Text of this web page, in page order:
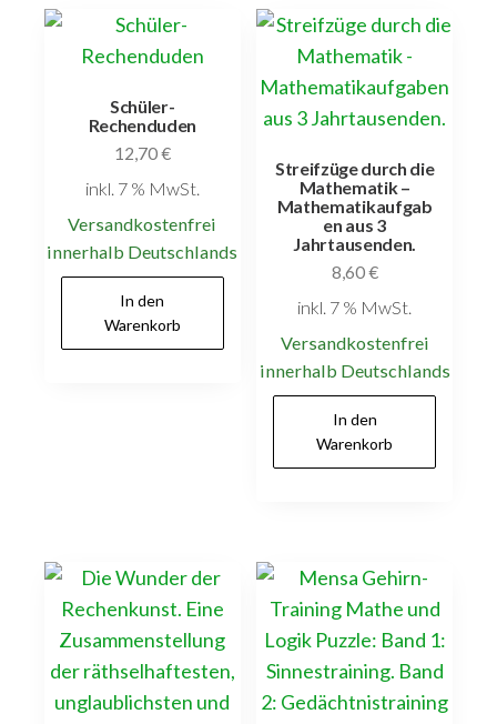
Schüler-
Rechenduden
12,70€
inkl. 7 % MwSt.
Versandkostenfrei
innerhalb Deutschlands
In den
Warenkorb
Streifzüge durch die
Mathematik –
Mathematikaufgab
en aus 3
Jahrtausenden.
8,60€
inkl. 7 % MwSt.
Versandkostenfrei
innerhalb Deutschlands
In den
Warenkorb